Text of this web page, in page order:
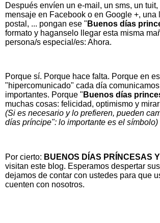
Después envíen un e-mail, un sms, un tuit,
mensaje en Facebook o en Google +, una
postal, ... pongan ese " Buenos días
formato y haganselo llegar esta misma
persona/s especial/es: Ahora.
Porque sí. Porque hace falta. Porque en
"hipercomunicado" cada día
importantes. Porque " Buenos días
muchas cosas: felicidad, optimismo y
(Si es necesario y lo prefieren, pueden
días príncipe": lo importante es el símbolo)
Por cierto: BUENOS DÍAS PRÍNCESAS
visitan este blog. Esperamos despertar
dejamos de contar con ustedes para que
cuenten con nosotros.